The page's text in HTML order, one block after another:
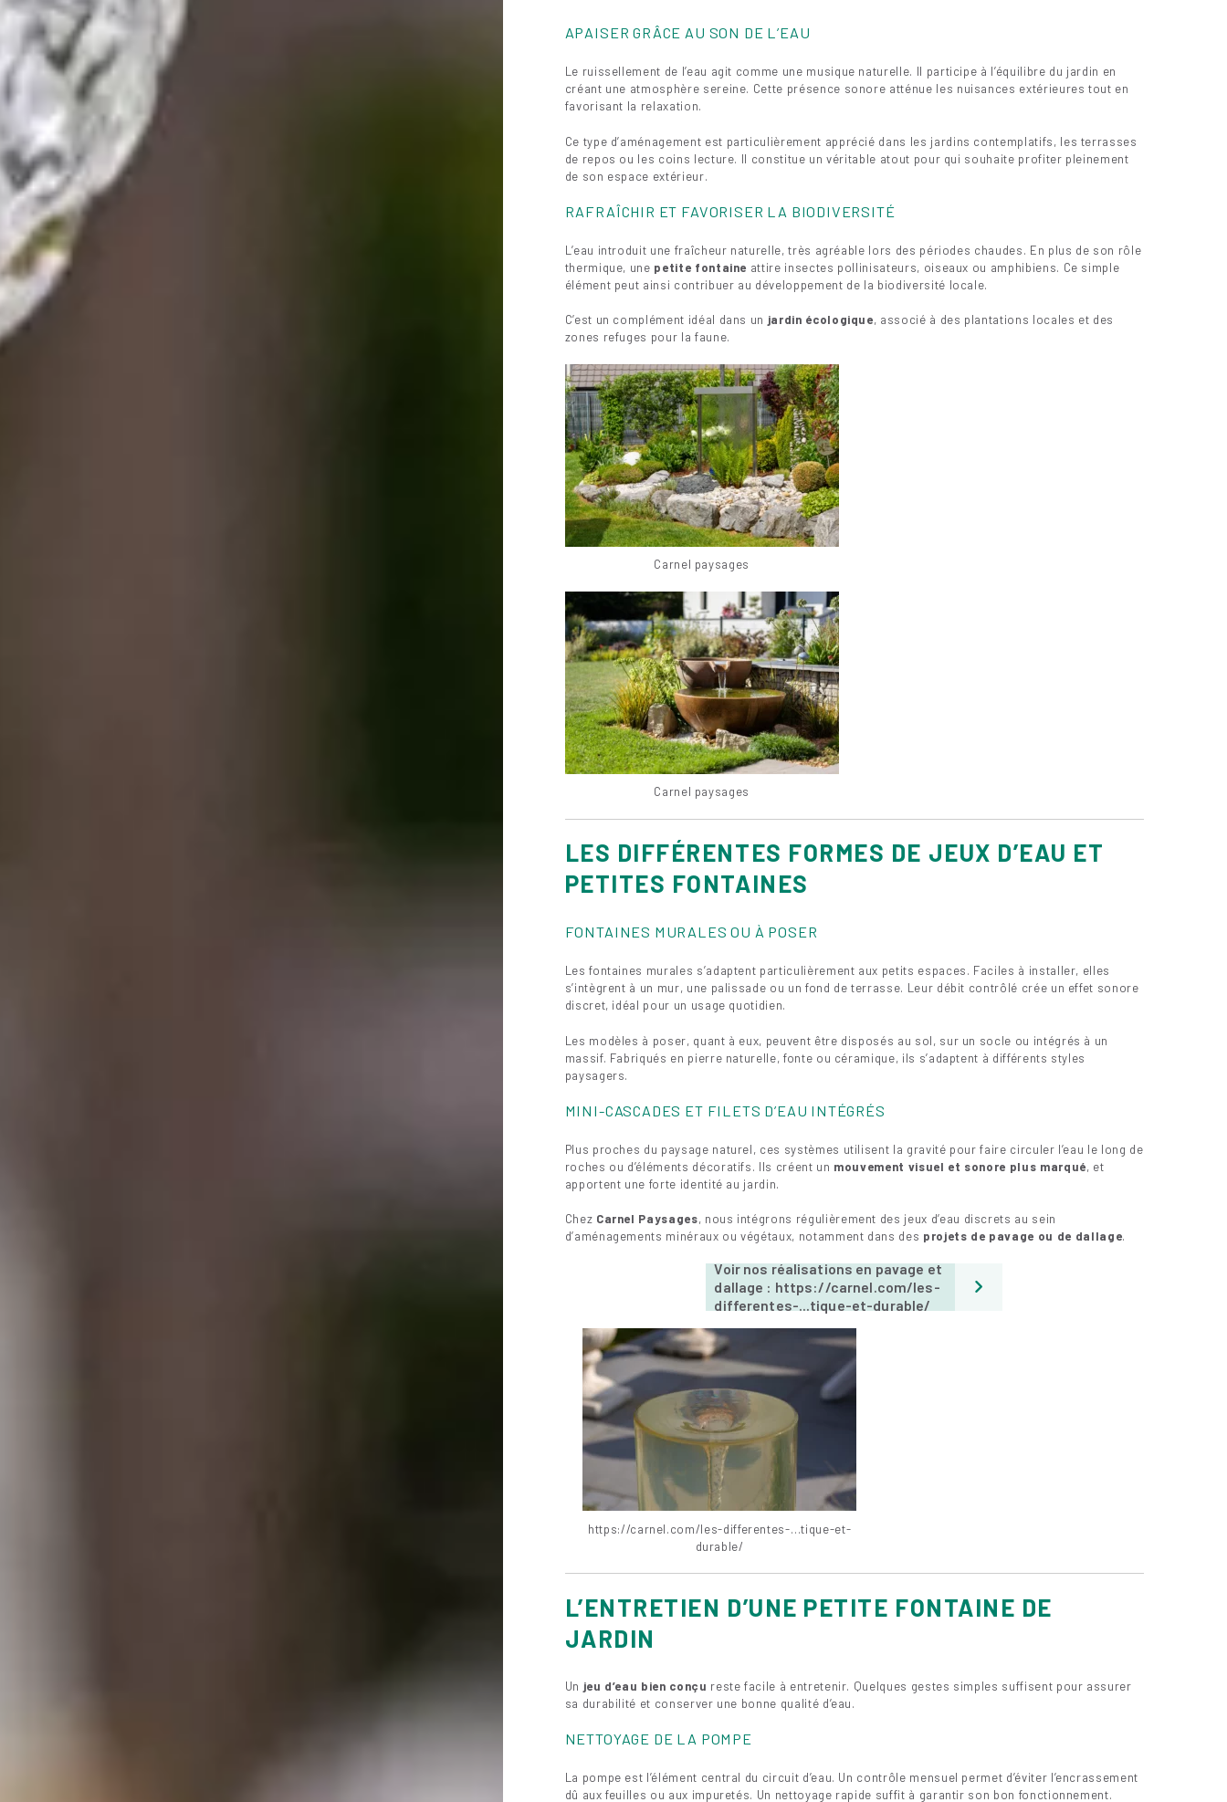
APAISER GRÂCE AU SON DE L’EAU
Le ruissellement de l’eau agit comme une musique naturelle. Il participe à l’équilibre du jardin en
créant une atmosphère sereine. Cette présence sonore atténue les nuisances extérieures tout en
favorisant la relaxation.
Ce type d’aménagement est particulièrement apprécié dans les jardins contemplatifs, les terrasses
de repos ou les coins lecture. Il constitue un véritable atout pour qui souhaite profiter pleinement
de son espace extérieur.
RAFRAÎCHIR ET FAVORISER LA BIODIVERSITÉ
L’eau introduit une fraîcheur naturelle, très agréable lors des périodes chaudes. En plus de son rôle
thermique, une petite fontaine attire insectes pollinisateurs, oiseaux ou amphibiens. Ce simple
élément peut ainsi contribuer au développement de la biodiversité locale.
C’est un complément idéal dans un jardin écologique, associé à des plantations locales et des
zones refuges pour la faune.
Carnel paysages
Carnel paysages
LES DIFFÉRENTES FORMES DE JEUX D’EAU ET
PETITES FONTAINES
FONTAINES MURALES OU À POSER
Les fontaines murales s’adaptent particulièrement aux petits espaces. Faciles à installer, elles
s’intègrent à un mur, une palissade ou un fond de terrasse. Leur débit contrôlé crée un effet sonore
discret, idéal pour un usage quotidien.
Les modèles à poser, quant à eux, peuvent être disposés au sol, sur un socle ou intégrés à un
massif. Fabriqués en pierre naturelle, fonte ou céramique, ils s’adaptent à différents styles
paysagers.
MINI-CASCADES ET FILETS D’EAU INTÉGRÉS
Plus proches du paysage naturel, ces systèmes utilisent la gravité pour faire circuler l’eau le long de
roches ou d’éléments décoratifs. Ils créent un mouvement visuel et sonore plus marqué, et
apportent une forte identité au jardin.
Chez Carnel Paysages, nous intégrons régulièrement des jeux d’eau discrets au sein
d’aménagements minéraux ou végétaux, notamment dans des projets de pavage ou de dallage.
Voir nos réalisations en pavage et
dallage : https://carnel.com/les-
differentes-…tique-et-durable/
https://carnel.com/les-differentes-…tique-et-
durable/
L’ENTRETIEN D’UNE PETITE FONTAINE DE
JARDIN
Un jeu d’eau bien conçu reste facile à entretenir. Quelques gestes simples suffisent pour assurer
sa durabilité et conserver une bonne qualité d’eau.
NETTOYAGE DE LA POMPE
La pompe est l’élément central du circuit d’eau. Un contrôle mensuel permet d’éviter l’encrassement
dû aux feuilles ou aux impuretés. Un nettoyage rapide suffit à garantir son bon fonctionnement.